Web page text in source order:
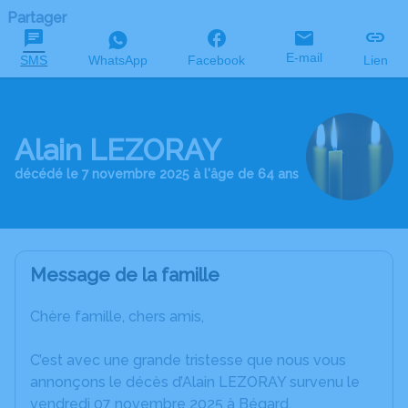
Partager
SMS WhatsApp Facebook E-mail Lien
Alain LEZORAY
décédé le 7 novembre 2025 à l'âge de 64 ans
Message de la famille
Chère famille, chers amis,
C’est avec une grande tristesse que nous vous
annonçons le décès d’Alain LEZORAY survenu le
vendredi 07 novembre 2025 à Bégard.